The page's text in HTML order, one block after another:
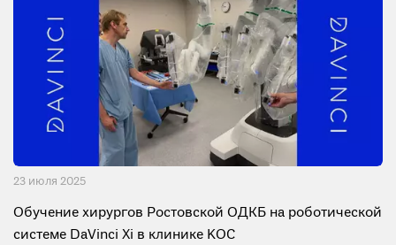
23 июля 2025
Обучение хирургов Ростовской ОДКБ на роботической
системе DaVinci Xi в клинике KOC